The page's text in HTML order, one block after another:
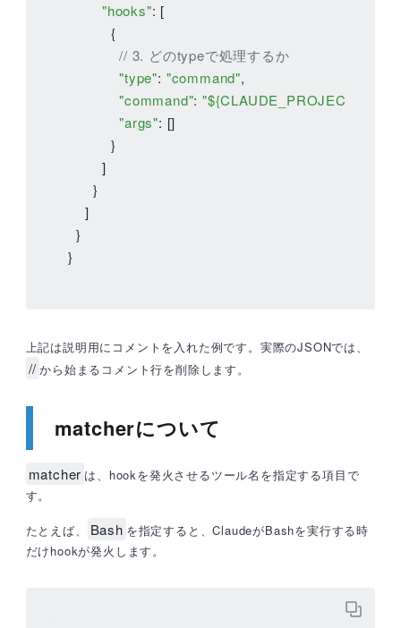
"hooks": [
          {
// 3. どのtypeで処理するか
"type": "command",
"command":
"args": []
          }
        ]
      }
    ]
  }
}
上記は説明用にコメントを入れた例です。実際のJSONでは、
// から始まるコメント行を削除します。
matcherについて
matcher は、hookを発火させるツール名を指定する項目で
す。
たとえば、 Bash を指定すると、ClaudeがBashを実行する時
だけhookが発火します。